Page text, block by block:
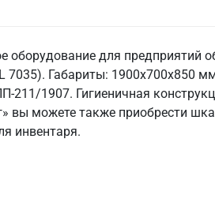
для предприятий
Габариты: 1900x700x850
211/1907. Гигиеничная
вы можете также приобрести
инвентаря.